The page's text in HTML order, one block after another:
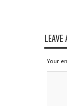
LEAVE
Your